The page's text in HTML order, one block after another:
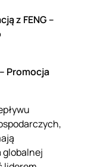
z FENG –
Promocja
globalnej